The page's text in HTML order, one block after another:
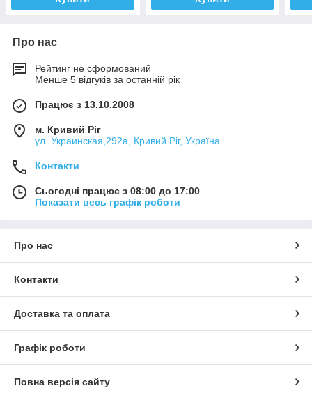
Про нас
Рейтинг не сформований
Менше 5 відгуків за останній рік
Працює з 13.10.2008
м. Кривий Ріг
ул. Украинская,292а, Кривий Ріг, Україна
Контакти
Сьогодні працює з 08:00 до 17:00
Показати весь графік роботи
Про нас
Контакти
Доставка та оплата
Графік роботи
Повна версія сайту